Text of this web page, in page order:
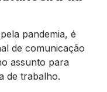
pandemia, é
de comunicação
assunto para
de trabalho.